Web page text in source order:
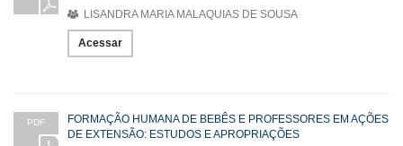
LISANDRA MARIA MALAQUIAS DE SOUSA
Acessar
PDF
FORMAÇÃO HUMANA DE BEBÊS E PROFESSORES EM AÇÕES
DE EXTENSÃO: ESTUDOS E APROPRIAÇÕES